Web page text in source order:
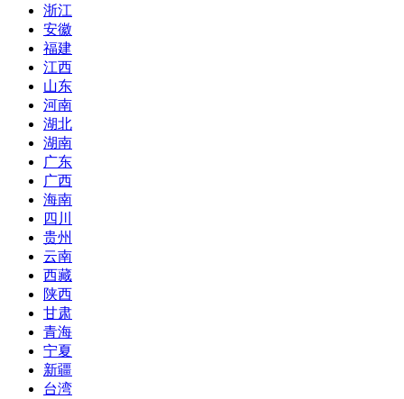
浙江
安徽
福建
江西
山东
河南
湖北
湖南
广东
广西
海南
四川
贵州
云南
西藏
陕西
甘肃
青海
宁夏
新疆
台湾